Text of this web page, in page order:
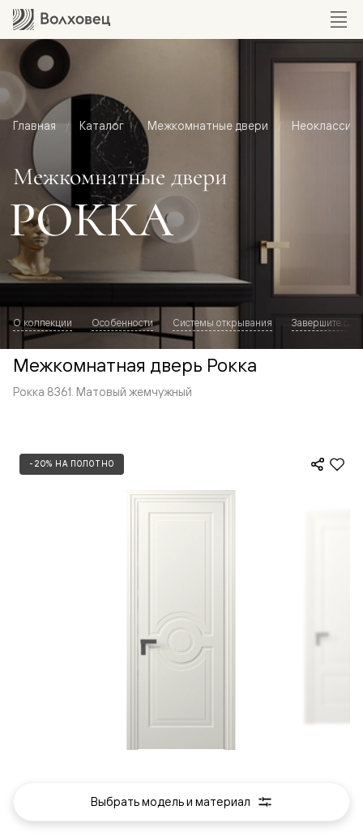
Главная Каталог Межкомнатные двери Неоклассика
Межкомнатные двери
РОККА
О коллекции Особенности Системы открывания Завершите
Межкомнатная дверь Рокка
Рокка 8361. Матовый жемчужный
-20% НА ПОЛОТНО
Выбрать модель и материал